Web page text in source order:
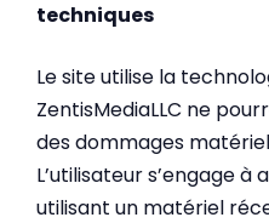
techniques
Le site utilise la
ZentisMediaLLC ne
des dommages
L’utilisateur s’engage
utilisant un matériel